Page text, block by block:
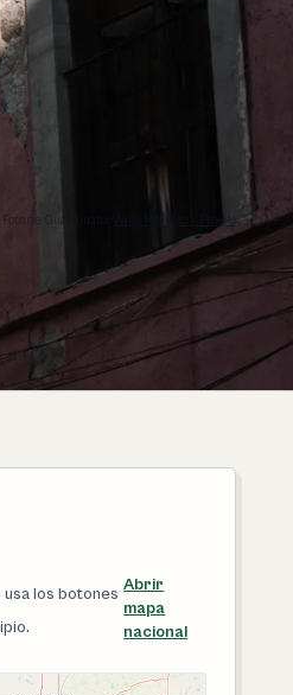
Foto de Guanajuato: Willy Méndez / Pexels
los botones Abrir
mapa
nacional